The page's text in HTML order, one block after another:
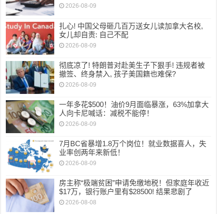
2026-08-09
扎心! 中国父母砸几百万送女儿读加拿大名校,
女儿却自责: 自己不配
2026-08-09
彻底凉了! 特朗普对赴美生子下狠手! 违规者被
撤签、终身禁入, 孩子美国籍也难保?
2026-08-09
一年多花$500！油价9月面临暴涨，63%加拿大
人向卡尼喊话：减税不能停！
2026-08-09
7月BC省暴增1.8万个岗位！就业数据喜人，失
业率创两年来新低！
2026-08-09
房主称“极端贫困”申请免缴地税！但家庭年收近
$17万，银行账户里有$28500! 结果悲剧了
2026-08-08